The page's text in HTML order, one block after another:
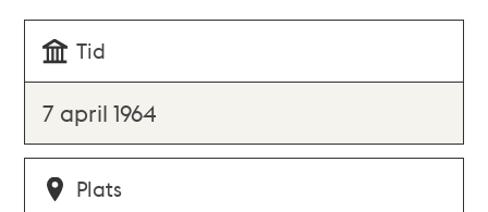
Tid
7 april 1964
Plats